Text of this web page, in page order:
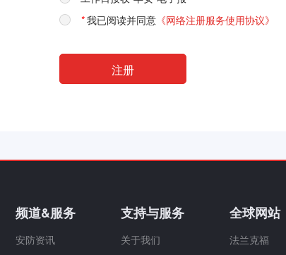
*我已阅读并同意 《网络注册服务使用协议》
频道&服务
安防资讯
支持与服务
关于我们
全球网站
法兰克福